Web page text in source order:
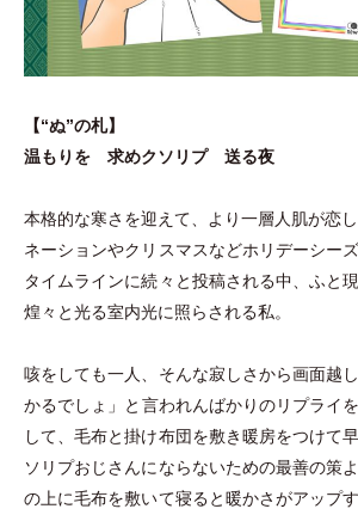
【“ぬ”の札】
温もりを 求めクソリプ 送る夜
本格的な寒さを迎えて、より一層人肌が恋
ネーションやクリスマスなどホリデーシー
タイムラインに続々と投稿される中、ふと
煌々と光る室内光に照らされる私。
咳をしても一人、そんな寂しさから画面越
かるでしょ 」 と言われんばかりのリプライ
して、毛布と掛け布団を敷き暖房をつけて
ソリプおじさんにならないための最善の策よ
の上に毛布を敷いて寝ると暖かさがアップ